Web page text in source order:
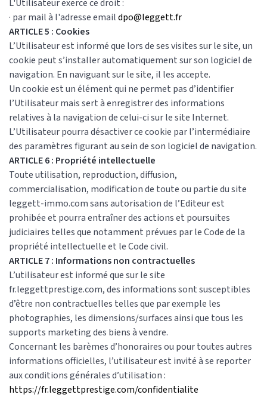
L'Utilisateur exerce ce droit :
· par mail à l'adresse emaildpo@leggett.fr
ARTICLE 5 : Cookies
L’Utilisateur est informé que lors de ses visites sur le site, un
cookie peut s’installer automatiquement sur son logiciel de
navigation. En naviguant sur le site, il les accepte.
Un cookie est un élément qui ne permet pas d’identifier
l’Utilisateur mais sert à enregistrer des informations
relatives à la navigation de celui-ci sur le site Internet.
L’Utilisateur pourra désactiver ce cookie par l’intermédiaire
des paramètres figurant au sein de son logiciel de navigation.
ARTICLE 6 : Propriété intellectuelle
Toute utilisation, reproduction, diffusion,
commercialisation, modification de toute ou partie du site
leggett-immo.com sans autorisation de l’Editeur est
prohibée et pourra entraîner des actions et poursuites
judiciaires telles que notamment prévues par le Code de la
propriété intellectuelle et le Code civil.
ARTICLE 7 : Informations non contractuelles
L’utilisateur est informé que sur le site
fr.leggettprestige.com, des informations sont susceptibles
d’être non contractuelles telles que par exemple les
photographies, les dimensions/surfaces ainsi que tous les
supports marketing des biens à vendre.
Concernant les barèmes d’honoraires ou pour toutes autres
informations officielles, l’utilisateur est invité à se reporter
aux conditions générales d’utilisation :
https://fr.leggettprestige.com/confidentialite